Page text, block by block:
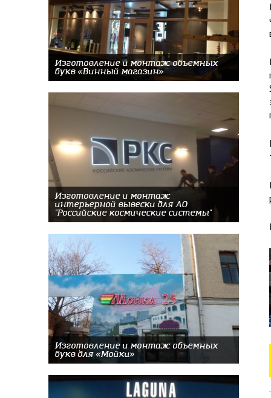
Изготовление и монтаж объемных
букв «Винный магазин»
Изготовление и монтаж
интерьерной вывески для АО
"Российские космические системы"
Изготовление и монтаж объемных
букв для «Мойки»